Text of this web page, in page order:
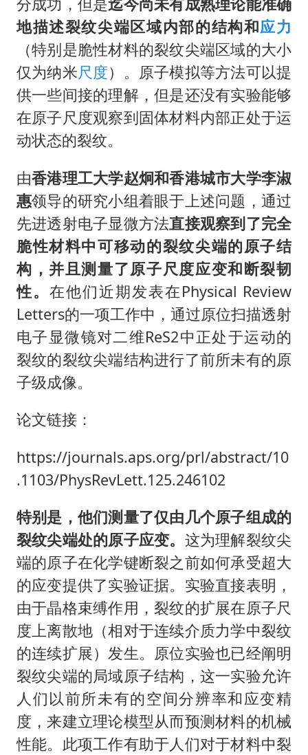
地描述裂纹尖端区域内部的结构和应力
（特别是脆性材料的裂纹尖端区域的大小
仅为纳米尺度）。原子模拟等方法可以提
供一些间接的理解，但是还没有实验能够
在原子尺度观察到固体材料内部正处于运
动状态的裂纹。
由香港理工大学赵炯和香港城市大学李淑
惠领导的研究小组着眼于上述问题，通过
先进透射电子显微方法直接观察到了完全
脆性材料中可移动的裂纹尖端的原子结
构，并且测量了原子尺度应变和断裂韧
性。 在他们近期发表在Physical Review
Letters的一项工作中，通过原位扫描透射
电子显微镜对二维ReS2中正处于运动的
裂纹的裂纹尖端结构进行了前所未有的原
子级成像。
论文链接：
https://journals.aps.org/prl/abstract/10
.1103/PhysRevLett.125.246102
特别是，他们测量了仅由几个原子组成的
裂纹尖端处的原子应变。 这为理解裂纹尖
端的原子在化学键断裂之前如何承受超大
的应变提供了实验证据。实验直接表明，
由于晶格束缚作用，裂纹的扩展在原子尺
度上离散地（相对于连续介质力学中裂纹
的连续扩展）发生。原位实验也已经阐明
裂纹尖端的局域原子结构，这一实验允许
人们以前所未有的空间分辨率和应变精
度，来建立理论模型从而预测材料的机械
性能。此项工作有助于人们对于材料中裂